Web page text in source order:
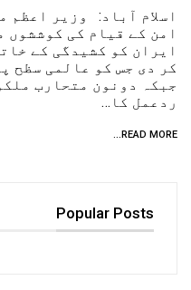
اسلام آباد: وزیر اعظم
امن کے قیام کی کوششوں
ایران کو کشیدگی کے
کر دی جس کو عالمی سظح
جبکہ دونون متحارب
ردعمل کا…
READ MORE...
Popular Posts